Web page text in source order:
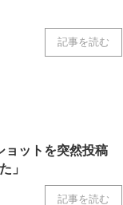
記事を読む
ョットを突然投稿
」
記事を読む